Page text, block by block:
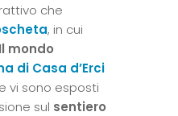
che
, in cui
mondo
di Casa d’Erci
vi sono esposti
sul sentiero